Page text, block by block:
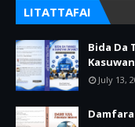
LITATTAFAI
Bida Da
July 13,